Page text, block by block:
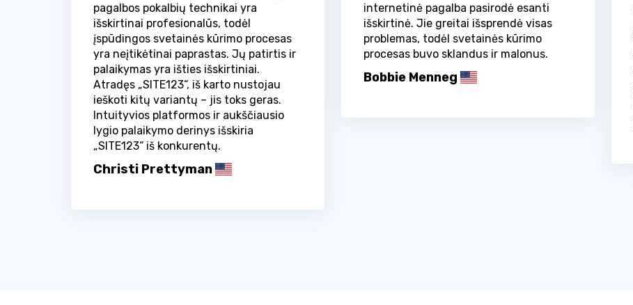
pagalbos pokalbių technikai yra
išskirtinai profesionalūs, todėl
įspūdingos svetainės kūrimo procesas
yra neįtikėtinai paprastas. Jų patirtis ir
palaikymas yra išties išskirtiniai.
Atradęs „SITE123“, iš karto nustojau
ieškoti kitų variantų – jis toks geras.
Intuityvios platformos ir aukščiausio
lygio palaikymo derinys išskiria
„SITE123“ iš konkurentų.
Christi Prettyman
internetinė pagalba pasirodė esanti
išskirtinė. Jie greitai išsprendė visas
problemas, todėl svetainės kūrimo
procesas buvo sklandus ir malonus.
Bobbie Menneg